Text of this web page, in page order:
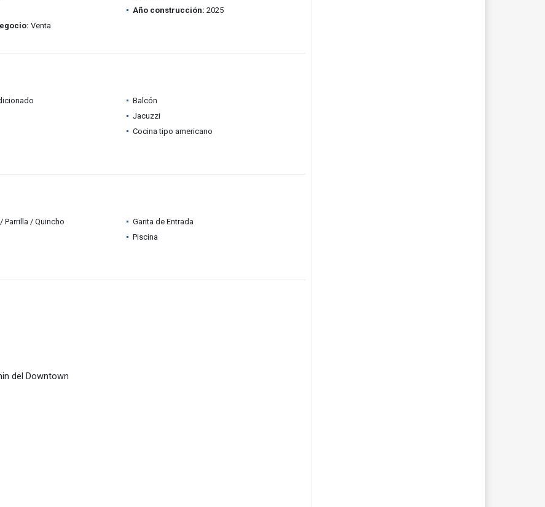
Año construcción: 2025
Venta
Balcón
Jacuzzi
Cocina tipo americano
Parrilla / Quincho
Garita de Entrada
Piscina
del Downtown